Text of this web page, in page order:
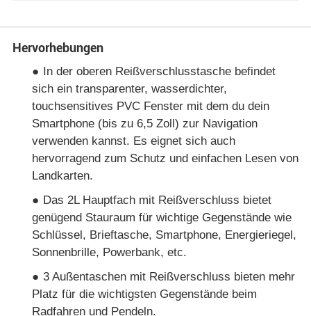
Hervorhebungen
●
In der oberen Reißverschlusstasche befindet
sich ein transparenter, wasserdichter,
touchsensitives PVC Fenster mit dem du dein
Smartphone (bis zu 6,5 Zoll) zur Navigation
verwenden kannst. Es eignet sich auch
hervorragend zum Schutz und einfachen Lesen von
Landkarten.
● Das 2L Hauptfach mit Reißverschluss bietet
genügend Stauraum für wichtige Gegenstände wie
Schlüssel, Brieftasche, Smartphone, Energieriegel,
Sonnenbrille, Powerbank, etc.
● 3 Außentaschen mit Reißverschluss bieten mehr
Platz für die wichtigsten Gegenstände beim
Radfahren und Pendeln.